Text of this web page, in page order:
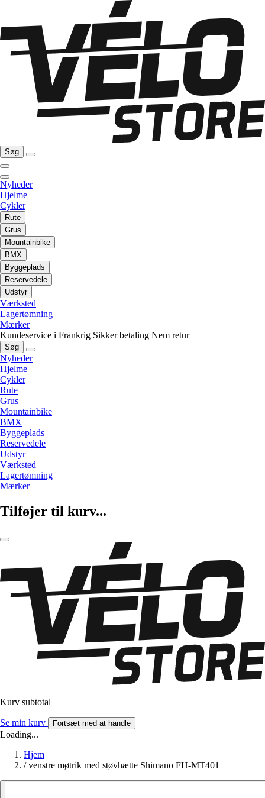
Søg
Nyheder
Hjelme
Cykler
Rute
Grus
Mountainbike
BMX
Byggeplads
Reservedele
Udstyr
Værksted
Lagertømning
Mærker
Kundeservice i Frankrig Sikker betaling Nem retur
Søg
Nyheder
Hjelme
Cykler
Rute
Grus
Mountainbike
BMX
Byggeplads
Reservedele
Udstyr
Værksted
Lagertømning
Mærker
Tilføjer til kurv...
Kurv subtotal
Se min kurv Fortsæt med at handle
Loading...
Hjem
/ venstre møtrik med støvhætte Shimano FH-MT401